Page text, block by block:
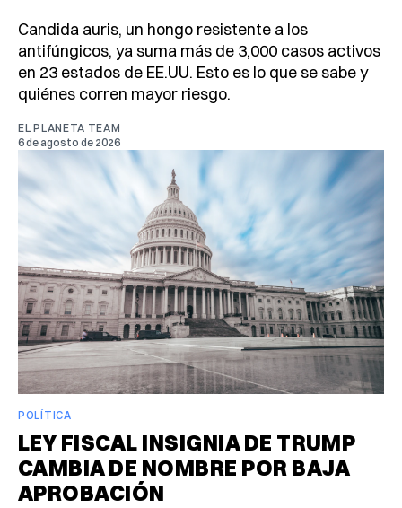
Candida auris, un hongo resistente a los
antifúngicos, ya suma más de 3,000 casos activos
en 23 estados de EE.UU. Esto es lo que se sabe y
quiénes corren mayor riesgo.
EL PLANETA TEAM
6 de agosto de 2026
POLÍTICA
LEY FISCAL INSIGNIA DE TRUMP
CAMBIA DE NOMBRE POR BAJA
APROBACIÓN